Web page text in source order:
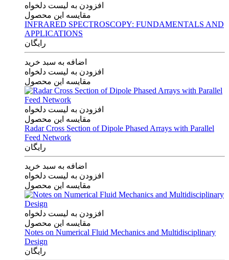
افزودن به لیست دلخواه
مقایسه این محصول
INFRARED SPECTROSCOPY: FUNDAMENTALS AND
APPLICATIONS
رایگان
اضافه به سبد خرید
افزودن به لیست دلخواه
مقایسه این محصول
افزودن به لیست دلخواه
مقایسه این محصول
Radar Cross Section of Dipole Phased Arrays with Parallel
Feed Network
رایگان
اضافه به سبد خرید
افزودن به لیست دلخواه
مقایسه این محصول
افزودن به لیست دلخواه
مقایسه این محصول
Notes on Numerical Fluid Mechanics and Multidisciplinary
Design
رایگان